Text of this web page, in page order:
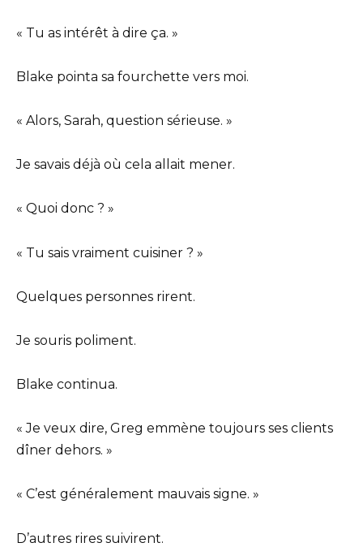
« Tu as intérêt à dire ça. »
Blake pointa sa fourchette vers moi.
« Alors, Sarah, question sérieuse. »
Je savais déjà où cela allait mener.
« Quoi donc ? »
« Tu sais vraiment cuisiner ? »
Quelques personnes rirent.
Je souris poliment.
Blake continua.
« Je veux dire, Greg emmène toujours ses clients
dîner dehors. »
« C’est généralement mauvais signe. »
D’autres rires suivirent.